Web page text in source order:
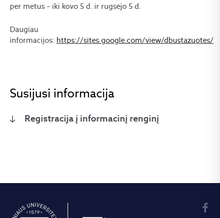
per metus – iki kovo 5 d. ir rugsėjo 5 d.
Daugiau
informacijos: https://sites.google.com/view/dbustazuotes/
Susijusi informacija
Registracija į informacinį renginį